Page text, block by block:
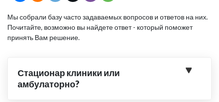
Мы собрали базу часто задаваемых вопросов и ответов на них.
Почитайте, возможно вы найдете ответ - который поможет
принять Вам решение.
Стационар клиники или
амбулаторно?